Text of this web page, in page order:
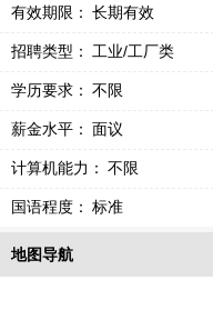
有效期限： 长期有效
招聘类型： 工业/工厂类
学历要求： 不限
薪金水平： 面议
计算机能力： 不限
国语程度： 标准
地图导航